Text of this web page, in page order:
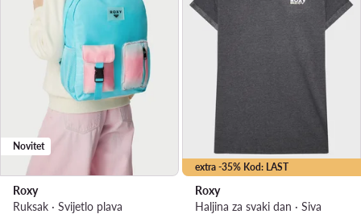
Novitet
Roxy
Ruksak · Svijetlo plava
extra -35% Kod: LAST
Roxy
Haljina za svaki dan · Siva